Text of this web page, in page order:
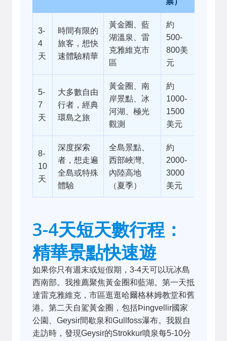
3-
4
天
時間有限的
旅客，想快
速體驗精華
黃金圈、藍
湖溫泉、雷
克雅維克市
區
約
500-
800美
元
5-
7
天
大多數自由
行者，經典
環島之旅
黃金圈、南
岸景點、冰
河湖、極光
觀測
約
1000-
1500
美元
8-
10
天
深度探索
者，想走遍
全島或特殊
體驗
全島景點、
西部峽灣、
內陸高地
（夏季）
約
2000-
3000
美元
3-4天短天數行程：
精華景點快速遊
如果你只有週末或短假期，3-4天可以玩冰島
西南部。我推薦聚焦黃金圈和藍湖。第一天抵
達雷克雅維克，市區逛逛哈爾格林姆教堂和舊
港。第二天自駕黃金圈，包括Þingvellir國家
公園、Geysir間歇泉和Gullfoss瀑布。我親自
走訪時，發現Geysir的Strokkur噴泉每5-10分